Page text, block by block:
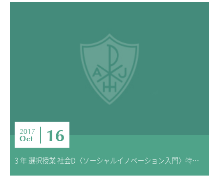
2017
Oct 16
3 年 選択授業 社会D〈ソーシャルイノベーション入門〉特別授業 報告